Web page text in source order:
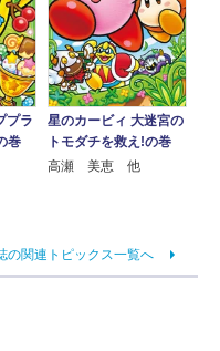
プラ
巻
星のカービィ 大迷宮の
トモダチを救え!の巻
高瀬 美恵 他
の関連トピックス一覧へ